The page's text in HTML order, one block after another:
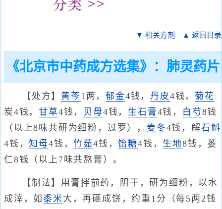
▼ 相关方剂 ▲ 返回目录
《北京市中药成方选集》：肺灵药片
【处方】 黄芩1两，郁金4钱， 丹皮4钱， 菊花
炭4钱，甘草4钱， 贝母4钱， 生石膏4钱， 白芍8钱
（以上8味共研为细粉，过罗）， 麦冬4钱，解石斛
4钱，知母4钱，竹茹4钱，饴糖4钱， 生地8钱，蒌
仁8钱（以上7味共熬膏）。
【制法】用膏拌前药，阴干，研为细粉，以水
成滓，如 黍米大，再砸成饼，约重1分（每5两2钱